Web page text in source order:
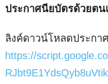
ประกาศนียบัตรด้วยตน
ลิงค์ดาวน์โหลดประกา
https://